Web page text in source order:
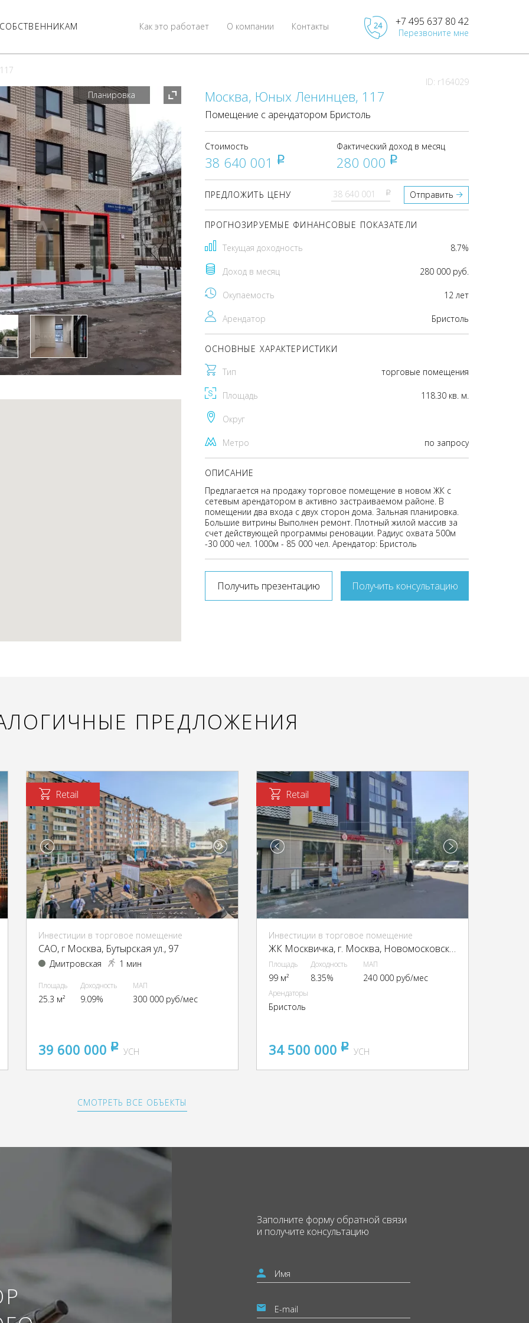
Контакты
О компании
Как это работает +7 495 637 80 42
Перезвоните мне
ID: r164029
Планировка
Москва, Юных Ленинцев, 117
Помещение с арендатором Бристоль
Стоимость
38 640 001 pуб
Фактический доход в месяц
280 000 pуб
ПРЕДЛОЖИТЬ ЦЕНУ pуб Отправить
ПРОГНОЗИРУЕМЫЕ ФИНАНСОВЫЕ ПОКАЗАТЕЛИ
Текущая доходность 8.7%
Доход в месяц 280 000 руб.
Окупаемость 12 лет
Арендатор Бристоль
ОСНОВНЫЕ ХАРАКТЕРИСТИКИ
Тип торговые помещения
Площадь 118.30 кв. м.
Округ
Метро по запросу
ОПИСАНИЕ
Предлагается на продажу торговое помещение в новом ЖК с
сетевым арендатором в активно застраиваемом районе. В
помещении два входа с двух сторон дома. Зальная планировка.
Большие витрины Выполнен ремонт. Плотный жилой массив за
счет действующей программы реновации. Радиус охвата 500м
-30 000 чел. 1000м - 85 000 чел. Арендатор: Бристоль
Получить презентацию Получить консультацию
ПРЕДЛОЖЕНИЯ
Retail
Инвестиции в торговое помещение
CАО, г Москва, Бутырская ул., 97
Дмитровская 1 мин
Площадь
25.3 м²
Доходность
9.09%
МАП
300 000 руб/мес
39 600 000 pуб
УСН
Retail
Инвестиции в торговое помещение
ЖК Москвичка, г. Москва, Новомосковский а. о., Коммунарка р-н, Василия Ощепкова ул., 2
Площадь
99 м²
Доходность
8.35%
МАП
240 000 руб/мес
Арендаторы
Бристоль
34 500 000 pуб
УСН
СМОТРЕТЬ ВСЕ ОБЪЕКТЫ
Заполните формуобратной связи
и получите консультацию